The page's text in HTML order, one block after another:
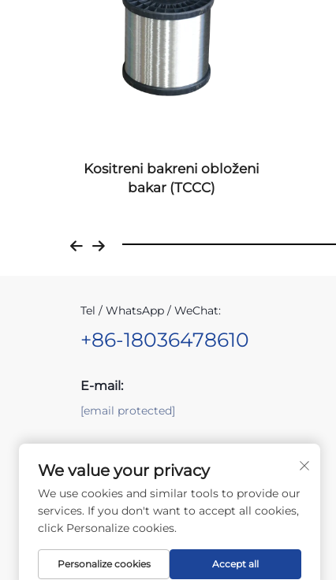
Kositreni bakreni obloženi
bakar (TCCC)
Tel / WhatsApp / WeChat:
+86-18036478610
E-mail:
[email protected]
No.6, Zhensheng Road, Lijia Town, Wujin
District, Changzhou City, Jiangsu Province
We value your privacy
We use cookies and similar tools to provide our
services. If you don't want to accept all cookies,
click Personalize cookies.
Personalize cookies Accept all